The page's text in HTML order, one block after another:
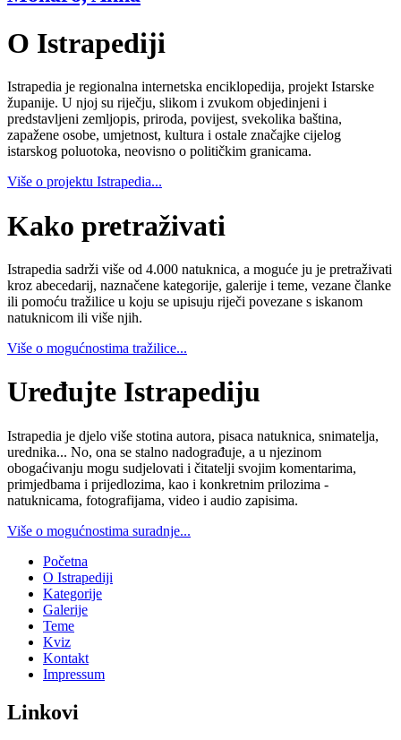
O Istrapediji
Istrapedia je regionalna internetska enciklopedija, projekt Istarske
županije. U njoj su riječju, slikom i zvukom objedinjeni i
predstavljeni zemljopis, priroda, povijest, svekolika baština,
zapažene osobe, umjetnost, kultura i ostale značajke cijelog
istarskog poluotoka, neovisno o političkim granicama.
Više o projektu Istrapedia...
Kako pretraživati
Istrapedia sadrži više od 4.000 natuknica, a moguće ju je pretraživati
kroz abecedarij, naznačene kategorije, galerije i teme, vezane članke
ili pomoću tražilice u koju se upisuju riječi povezane s iskanom
natuknicom ili više njih.
Više o mogućnostima tražilice...
Uređujte Istrapediju
Istrapedia je djelo više stotina autora, pisaca natuknica, snimatelja,
urednika... No, ona se stalno nadograđuje, a u njezinom
obogaćivanju mogu sudjelovati i čitatelji svojim komentarima,
primjedbama i prijedlozima, kao i konkretnim prilozima -
natuknicama, fotografijama, video i audio zapisima.
Više o mogućnostima suradnje...
Početna
O Istrapediji
Kategorije
Galerije
Teme
Kviz
Kontakt
Impressum
Linkovi